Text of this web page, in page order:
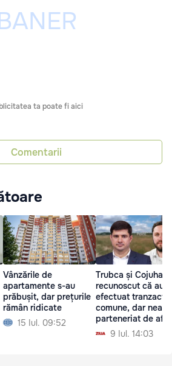
ta poate fi aici
Comentarii
Vânzările de
apartamente s-au
prăbușit, dar prețurile
rămân ridicate
15 Iul. 09:52
Trubca și Cojuhari
recunoscut că au
efectuat tranzacții
comune, dar
parteneriat de
9 Iul. 14:03